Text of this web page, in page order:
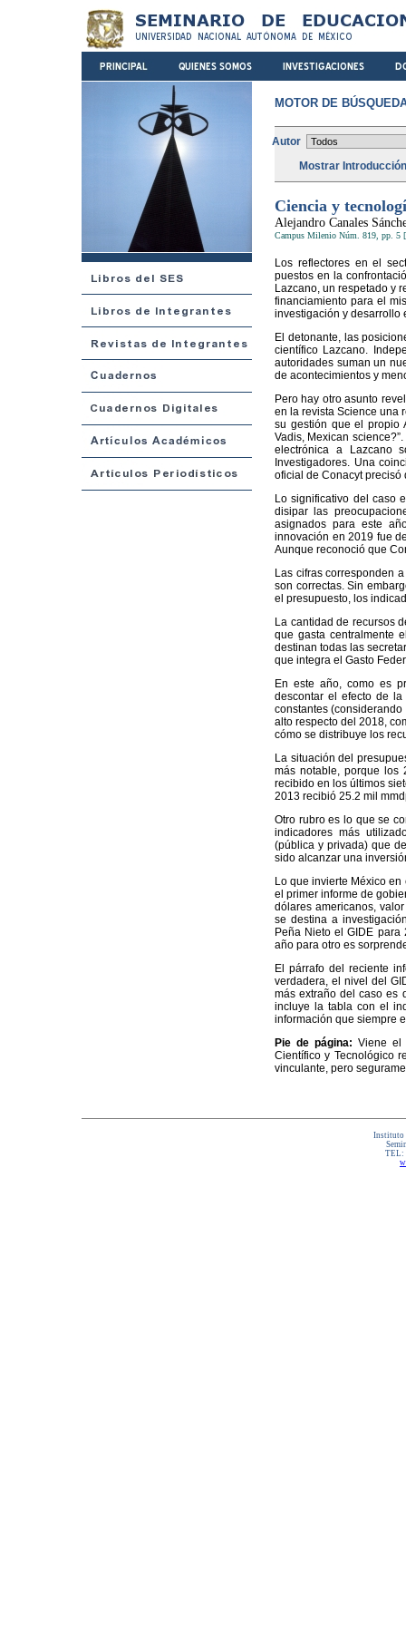
MOTOR DE
Autor
Mostrar
Ciencia y
Alejandro Canales
Campus Milenio Núm. 819, pp. 5
Los reflectores en el
puestos en la
Lazcano, un respetado y
financiamiento para el
investigación y desarrollo
El detonante, las
científico Lazcano.
autoridades suman un
de acontecimientos y
Pero hay otro asunto
en la revista Science una
su gestión que el propio
Vadis, Mexican
electrónica a Lazcano
Investigadores. Una
oficial de Conacyt
Lo significativo del caso
disipar las
asignados para este
innovación en 2019 fue
Aunque reconoció que
Las cifras corresponden
son correctas. Sin
el presupuesto, los
La cantidad de recursos
que gasta centralmente
destinan todas las
que integra el Gasto
En este año, como es
descontar el efecto de
constantes
alto respecto del 2018,
cómo se distribuye los
La situación del
más notable, porque los
recibido en los últimos
2013 recibió 25.2 mil
Otro rubro es lo que se
indicadores más
(pública y privada) que
sido alcanzar una
Lo que invierte México
el primer informe de
dólares americanos,
se destina a
Peña Nieto el GIDE
año para otro es
El párrafo del reciente
verdadera, el nivel del
más extraño del caso es
incluye la tabla con el
información que siempre
Pie de página: Viene el
Científico y Tecnológico
vinculante, pero
Instituto
TEL: